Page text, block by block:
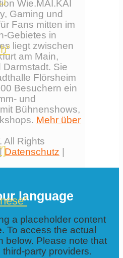
Wie.MAI.KAI
Gaming und
Fans mitten im
Gebietes in
liegt zwischen
am Main,
Darmstadt. Sie
Flörsheim
Besuchern ein
und
Bühnenshows,
Mehr über
All Rights
Datenschutz
language
a placeholder content
. To access the actual
below. Please note that
third-party providers.